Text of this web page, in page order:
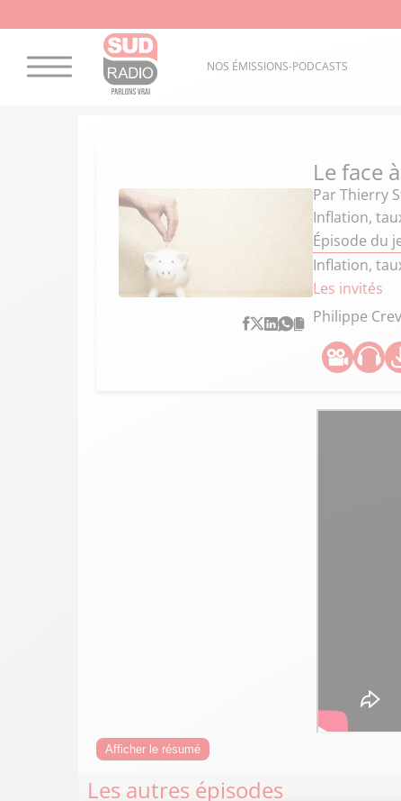
NOS ÉMISSIONS-PODCASTS
Le face
Par Thierry
Inflation,
Épisode du
Inflation,
Les invités
Philippe
Afficher le résumé
Les autres épisodes